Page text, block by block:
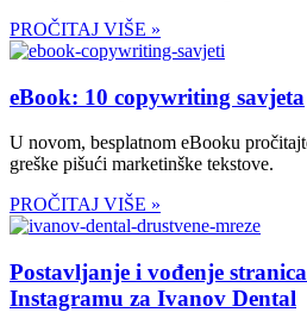
PROČITAJ VIŠE »
eBook: 10 copywriting savjeta
U novom, besplatnom eBooku
greške pišući marketinške tekstove.
PROČITAJ VIŠE »
Postavljanje i vođenje
Instagramu za Ivanov Dental